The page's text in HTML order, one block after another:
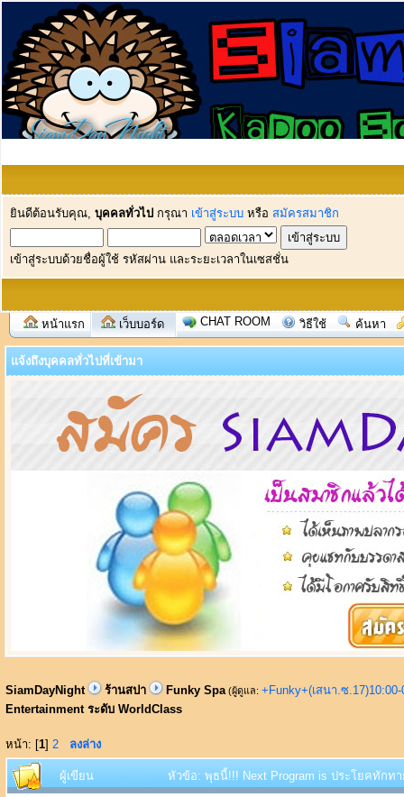
ยินดีต้อนรับคุณ, บุคคลทั่วไป กรุณา เข้าสู่ระบบ หรือ สมัครสมาชิก
เข้าสู่ระบบด้วยชื่อผู้ใช้ รหัสผ่าน และระยะเวลาในเซสชั่น
หน้าแรก เว็บบอร์ด CHAT ROOM วิธีใช้ ค้นหา
แจ้งถึงบุคคลทั่วไปที่เข้ามา
SiamDayNight ร้านสปา Funky Spa (ผู้ดูแล: +Funky+(เสนา.ซ
Entertainment ระดับ WorldClass
หน้า: [1] 2 ลงล่าง
ผู้เขียน หัวข้อ: พุธนี้!!! Next Program is ประโยคทักท